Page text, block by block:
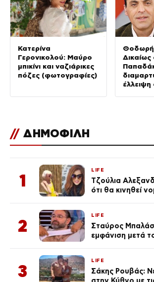
Κατερίνα
Γερονικολού: Μαύρο
μπικίνι και ναζιάρικες
πόζες (φωτογραφίες)
// ΔΗΜΟΦΙΛΗ
1
LIFE
Τζούλια
ότι θα κινηθεί
2
LIFE
Σταύρος
εμφάνιση μετά
3
LIFE
Σάκης Ρουβάς: